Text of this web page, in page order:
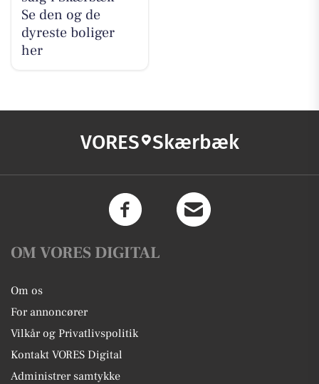
Se den og de
dyreste boliger
her
VORES Skærbæk
OM VORES DIGITAL
Om os
For annoncører
Vilkår og Privatlivspolitik
Kontakt VORES Digital
Administrer samtykke